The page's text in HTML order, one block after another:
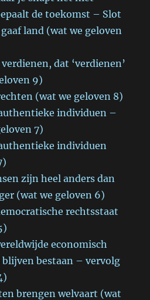
de toekomst – Slot
land (wat we geloven
dat ‘verdienen’
9)
(wat we geloven 8)
individuen –
7)
individuen
zijn heel anders dan
(wat we geloven 6)
rechtsstaat
economisch
bestaan – vervolg
brengen welvaart (wat